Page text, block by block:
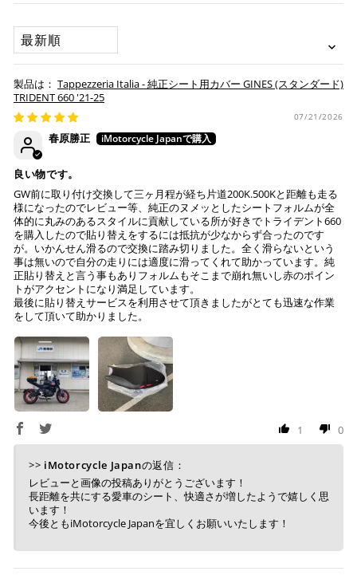
承諾
本サービスをご利用いただく場合、下記事項について同意い
ただいたものとみなします。
納期について
お預かりするシートは間違いなく該当車種専用の純正シ
ートで、加工をしていない
純正シートにダメージはない (シートベースの歪みや割
注意事項
Tappezzeria Italia製品は、純正シートの形状に合わせて
製造されておりますが、シートの状態により弊社で作業
不可と判断した場合には、ご連絡の上返送させていただ
く場合もございます。
送っていただいた純正シートが、適合外の車両と発覚
し、それにより不具合等生じた際には、弊社は一切の責
任を負いません。
作業後、仕上がりを確認し発送させていただきますの
で、その後の張り直しについてはお受けできかねます。
「お得」な楽天ペイをご利用ください。
※ 楽天ポイントが貯まるのは楽天カード・楽天ポイン
ト・楽天ペイ残高でのお支払いに限ります。
※ 現在楽天ペイでご使用頂けるクレジットカードは
Visa、Mastercard、JCBのみです。
上記キャッシュレス決済アカウントからご希望のお支払
い方法をご選択頂き、クリックするだけで簡単に支払い
が完了します。
※ ご利用には事前にPayPay、Apple Payの利用登録が
コンビニ決済(事前決済)
上記コンビニでお支払い頂けます。
入金確認が取れ次第、商品を手配させて頂きます。
店内端末にて操作後、レジにてお支払いください。
※ 支払期限はご注文日より7日以内とさせて頂いてお
ヤマト運輸になります。 配送会社の指定はできかねます。
SORT BY
Tappezzeria Italia - 純正シート用カバー GINES (スタンダード)
TRIDENT 660 '21-25
07/21/2026
春原勝正
良い物です。
GW前に取り付け交換して三ヶ月程が経ち片道200K.500Kと距離も走る
様になったのでレビュー等、純正のヌメッとしたシートフォルムが全
体的に丸みのあるスタイルに貢献している所が好きでトライデント660
を購入したので貼り替えをするには抵抗が少なからず合ったのです
が。いかんせん滑るので交換に踏み切りました。全く滑らないという
事は無いので自分の走りには適度に滑ってくれて助かっています。純
正貼り替えと言う事もありフォルムもそこまで崩れ無いし赤のポイン
トがアクセントになり満足しています。
最後に貼り替えサービスを利用させて頂きましたがとても迅速な作業
をして頂いて助かりました。
1 0
>> iMotorcycle Japanの返信：
レビューと画像の投稿ありがとうございます！
長距離を共にする愛車のシート、快適さが増したようで嬉しく思
います！
今後ともiMotorcycle Japanを宜しくお願いいたします！